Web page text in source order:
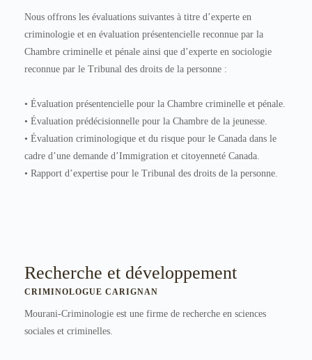
Nous offrons les évaluations suivantes à titre d’experte en
criminologie et en évaluation présentencielle reconnue par la
Chambre criminelle et pénale ainsi que d’experte en sociologie
reconnue par le Tribunal des droits de la personne :
• Évaluation présentencielle pour la Chambre criminelle et pénale.
• Évaluation prédécisionnelle pour la Chambre de la jeunesse.
• Évaluation criminologique et du risque pour le Canada dans le
cadre d’une demande d’Immigration et citoyenneté Canada.
• Rapport d’expertise pour le Tribunal des droits de la personne.
Recherche et développement
CRIMINOLOGUE CARIGNAN
Mourani-Criminologie est une firme de recherche en sciences
sociales et criminelles.